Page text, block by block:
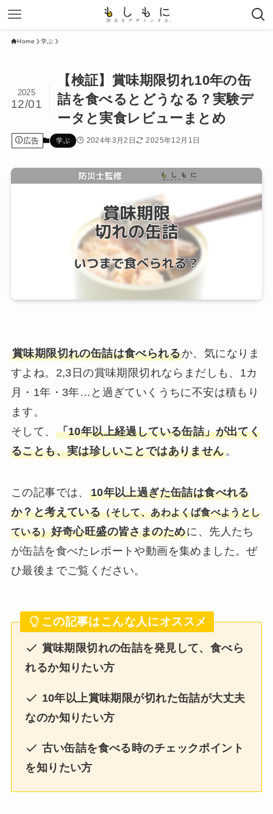
Home 学ぶ
【検証】賞味期限切れ10年の缶
詰を食べるとどうなる？実験デ
ータと実食レビューまとめ
2025
12/01
広告 学ぶ 2024年3月2日 2025年12月1日
賞味期限切れの缶詰は食べられるか、気になりま
すよね。2,3日の賞味期限切れならまだしも、1カ
月・1年・3年…と過ぎていくうちに不安は積もり
ます。
そして、 「10年以上経過している缶詰」が出てく
ることも、実は珍しいことではありません。
この記事では、 10年以上過ぎた缶詰は食べれる
か？と考えている（そして、あわよくば食べようとし
ている）好奇心旺盛の皆さまのために、先人たち
が缶詰を食べたレポートや動画を集めました。ぜ
ひ最後までご覧ください。
この記事はこんな人にオススメ
賞味期限切れの缶詰を発見して、食べら
れるか知りたい方
10年以上賞味期限が切れた缶詰が大丈夫
なのか知りたい方
古い缶詰を食べる時のチェックポイント
を知りたい方